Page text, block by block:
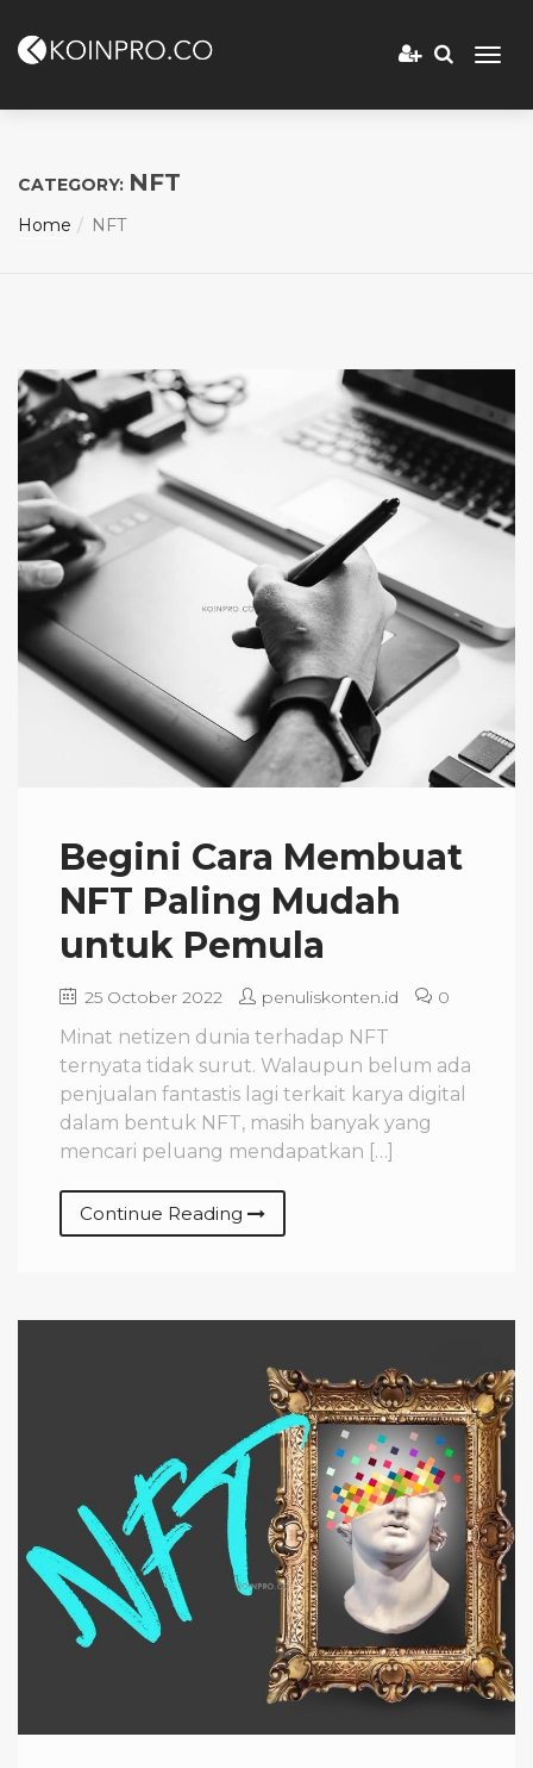
CATEGORY: NFT
Home NFT
Begini Cara Membuat
NFT Paling Mudah
untuk Pemula
25 October 2022 penuliskonten.id 0
Minat netizen dunia terhadap NFT
ternyata tidak surut. Walaupun belum ada
penjualan fantastis lagi terkait karya digital
dalam bentuk NFT, masih banyak yang
mencari peluang mendapatkan […]
Continue Reading